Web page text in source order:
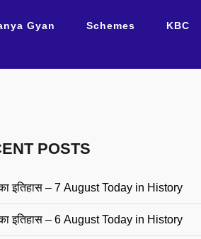
Gyan Schemes
KBC
POSTS
इतिहास – 7 August Today in History
इतिहास – 6 August Today in History